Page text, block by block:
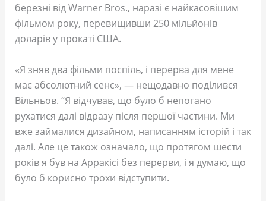
березні від Warner Bros., наразі є найкасовішим
фільмом року, перевищивши 250 мільйонів
доларів у прокаті США.
«Я зняв два фільми поспіль, і перерва для мене
має абсолютний сенс», — нещодавно поділився
Вільньов. “Я відчував, що було б непогано
рухатися далі відразу після першої частини. Ми
вже займалися дизайном, написанням історій і так
далі. Але це також означало, що протягом шести
років я був на Арракісі без перерви, і я думаю, що
було б корисно трохи відступити.